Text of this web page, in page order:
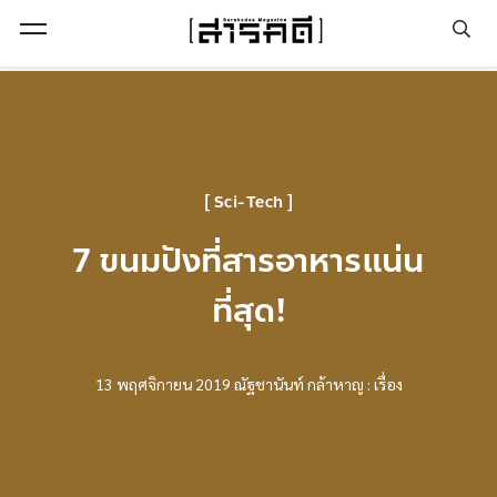
Sci-Tech
7 ขนมปังที่สารอาหารแน่น
ที่สุด!
13 พฤศจิกายน 2019 ณัฐชานันท์ กล้าหาญ : เรื่อง